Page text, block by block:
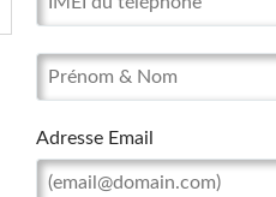
Adresse Email